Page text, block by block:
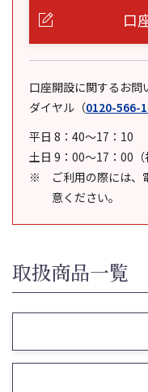
口
口座開設に関するお問
ダイヤル （0120-566-
平日 8：40～17：10
土日 9：00～17：00（
ご利用の際には、
意ください。
取扱商品一覧